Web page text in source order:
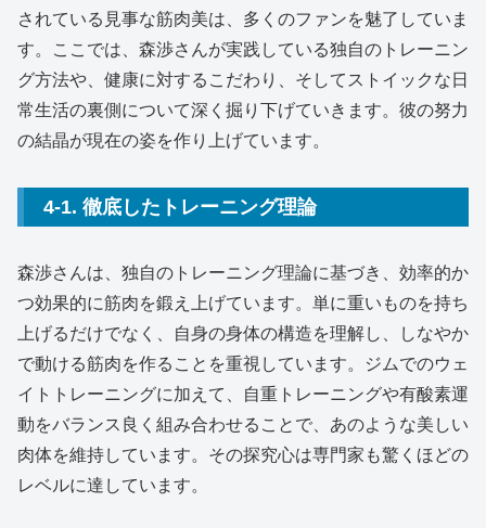
されている見事な筋肉美は、多くのファンを魅了していま
す。ここでは、森渉さんが実践している独自のトレーニン
グ方法や、健康に対するこだわり、そしてストイックな日
常生活の裏側について深く掘り下げていきます。彼の努力
の結晶が現在の姿を作り上げています。
4-1. 徹底したトレーニング理論
森渉さんは、独自のトレーニング理論に基づき、効率的か
つ効果的に筋肉を鍛え上げています。単に重いものを持ち
上げるだけでなく、自身の身体の構造を理解し、しなやか
で動ける筋肉を作ることを重視しています。ジムでのウェ
イトトレーニングに加えて、自重トレーニングや有酸素運
動をバランス良く組み合わせることで、あのような美しい
肉体を維持しています。その探究心は専門家も驚くほどの
レベルに達しています。